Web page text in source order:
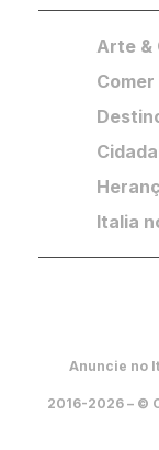
Arte &
Italia
Anuncie no
2016-2026 – ©